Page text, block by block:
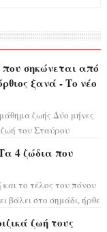
σηκώνεται από
ξανά - Το νέο
ζωής Δύο μήνες
του Σταύρου
4 ζώδια που
το τέλος του πόνου
βάλει στο σημάδι, ήρθε
ζωή τους